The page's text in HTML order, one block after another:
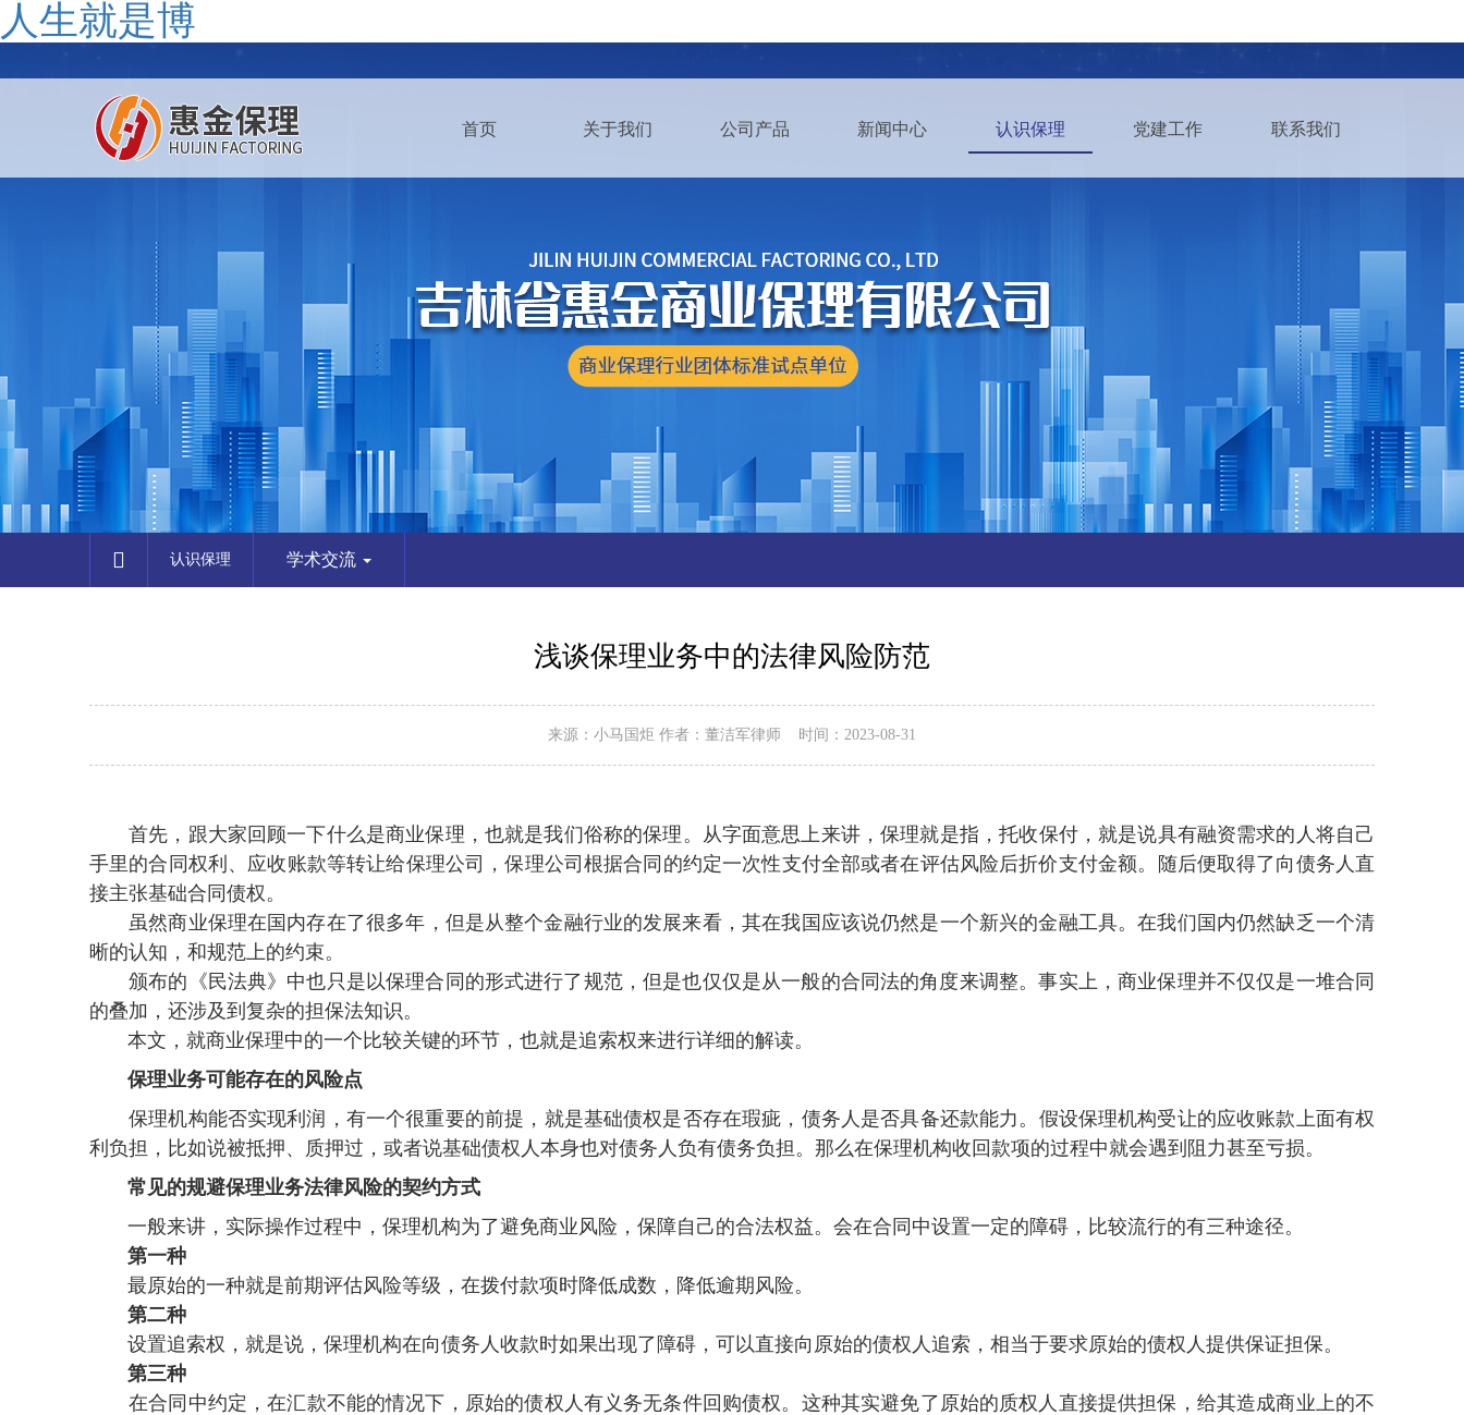
人生就是博
首页 关于我们 公司产品 新闻中心 认识保理 党建工作 联系我们
认识保理 学术交流
浅谈保理业务中的法律风险防范
来源 ：小马国炬 作者：董洁军律师 时间 ：2023-08-31
首先，跟大家回顾一下什么是商业保理 ，也就是我们俗称的保理。从字面意思上来讲，保理就是指，托收保付，就是说具有融资需求的人将自己
手里的合同权利 、应收账款等转让给保理公司，保理公司根据合同的约定一次性支付全部或者在评估风险后折价支付金额。随后便取得了向债务人直
接主张基础合同债权。
虽然商业保理在国内存在了很多年，但是从整个金融行业的发展来看 ，其在我国应该说仍然是一个新兴的金融工具 。在我们国内仍然缺乏一个清
晰的认知，和规范上的约束 。
颁布的《民法典》中也只是以保理合同的形式进行了规范 ，但是也仅仅是从一般的合同法的角度来调整 。事实上 ，商业保理并不仅仅是一堆合同
的叠加，还涉及到复杂的担保法知识 。
本文 ，就商业保理中的一个比较关键的环节，也就是追索权来进行详细的解读。
保理业务可能存在的风险点
保理机构能否实现利润 ，有一个很重要的前提，就是基础债权是否存在瑕疵，债务人是否具备还款能力 。假设保理机构受让的应收账款上面有权
利负担 ，比如说被抵押 、质押过 ，或者说基础债权人本身也对债务人负有债务负担。那么在保理机构收回款项的过程中就会遇到阻力甚至亏损。
常见的规避保理业务法律风险的契约方式
一般来讲，实际操作过程中，保理机构为了避免商业风险，保障自己的合法权益。会在合同中设置一定的障碍，比较流行的有三种途径。
第一种
最原始的一种就是前期评估风险等级 ，在拨付款项时降低成数 ，降低逾期风险。
第二种
设置追索权，就是说，保理机构在向债务人收款时如果出现了障碍，可以直接向原始的债权人追索  ，相当于要求原始的债权人提供保证担保。
第三种
在合同中约定，在汇款不能的情况下，原始的债权人有义务无条件回购债权 。这种其实避免了原始的质权人直接提供担保，给其造成商业上的不